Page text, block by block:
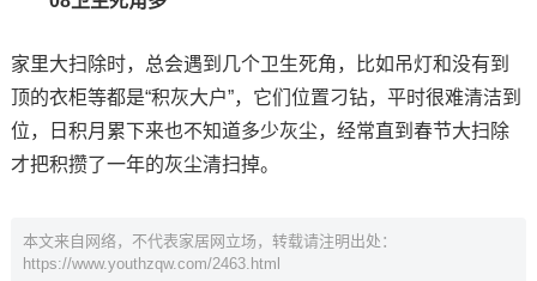
家里大扫除时，总会遇到几个卫生死角，比如吊灯和没有到
顶的衣柜等都是“积灰大户”，它们位置刁钻，平时很难清洁到
位，日积月累下来也不知道多少灰尘，经常直到春节大扫除
才把积攒了一年的灰尘清扫掉。
本文来自网络，不代表家居网立场，转载请注明出处：
https://www.youthzqw.com/2463.html